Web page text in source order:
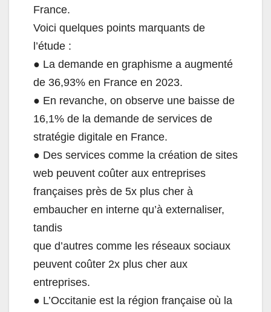
France.
Voici quelques points marquants de
l’étude :
● La demande en graphisme a augmenté
de 36,93% en France en 2023.
● En revanche, on observe une baisse de
16,1% de la demande de services de
stratégie digitale en France.
● Des services comme la création de sites
web peuvent coûter aux entreprises
françaises près de 5x plus cher à
embaucher en interne qu’à externaliser,
tandis
que d’autres comme les réseaux sociaux
peuvent coûter 2x plus cher aux
entreprises.
● L’Occitanie est la région française où la